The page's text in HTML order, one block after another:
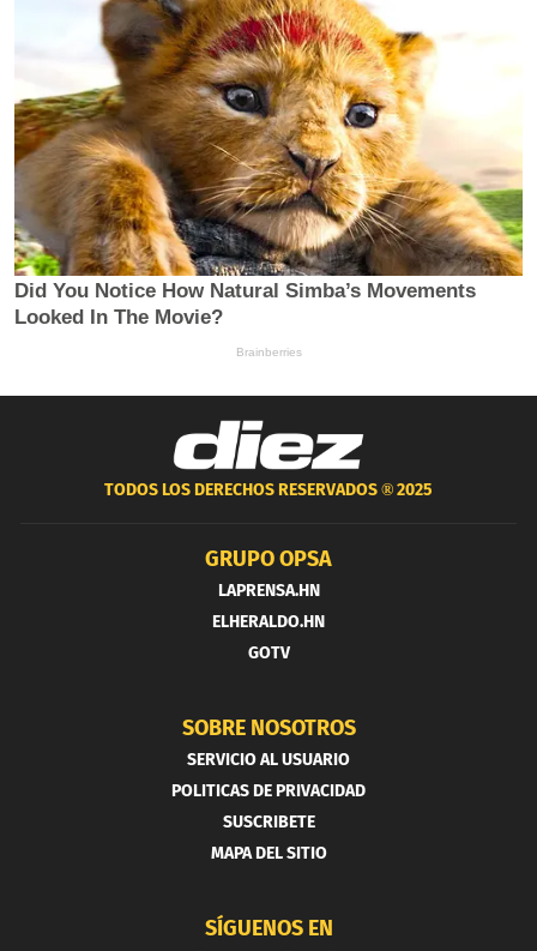
TODOS LOS DERECHOS RESERVADOS ®2025
GRUPO OPSA
LAPRENSA.HN
ELHERALDO.HN
GOTV
SOBRE NOSOTROS
SERVICIO AL USUARIO
POLITICAS DE PRIVACIDAD
SUSCRIBETE
MAPA DEL SITIO
SÍGUENOS EN